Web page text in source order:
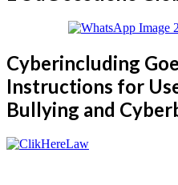
Cyberincluding
Instructions for
Bullying and